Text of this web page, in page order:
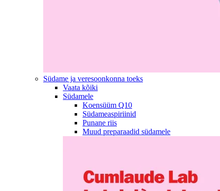
Südame ja veresoonkonna toeks
Vaata kõiki
Südamele
Koensüüm Q10
Südameaspiriinid
Punane riis
Muud preparaadid südamele